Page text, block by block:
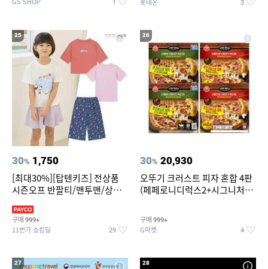
1 롯데온 3
25
30% 1,750
[최대30%][탑텐키즈] 전상품
시즌오프 반팔티/맨투맨/상하
구매 999+
11번가 쇼킹딜 29
26
30% 20,930
오뚜기 크러스트 피자 혼합 4판
(페페로니디럭스2+시그니처익
구매 999+
G마켓 4
27 28